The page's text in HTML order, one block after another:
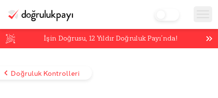
İşin Doğrusu,12 Yıldır Doğruluk Payı’nda!
Doğruluk Kontrolleri